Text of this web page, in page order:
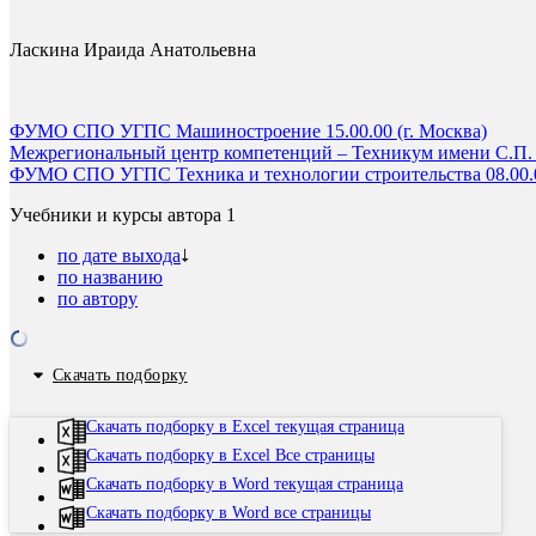
Ласкина Ираида Анатольевна
ФУМО СПО УГПС Машиностроение 15.00.00 (г. Москва)
Межрегиональный центр компетенций – Техникум имени С.П.
ФУМО СПО УГПС Техника и технологии строительства
Учебники и курсы автора 1
по дате выхода
по названию
по автору
Скачать подборку
Скачать подборку в Excel текущая страница
Скачать подборку в Excel Все страницы
Скачать подборку в Word текущая страница
Скачать подборку в Word все страницы